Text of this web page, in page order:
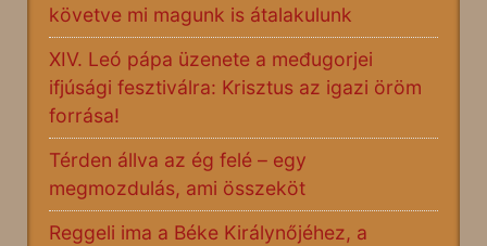
követve mi magunk is átalakulunk
XIV. Leó pápa üzenete a međugorjei
ifjúsági fesztiválra: Krisztus az igazi öröm
forrása!
Térden állva az ég felé – egy
megmozdulás, ami összeköt
Reggeli ima a Béke Királynőjéhez, a